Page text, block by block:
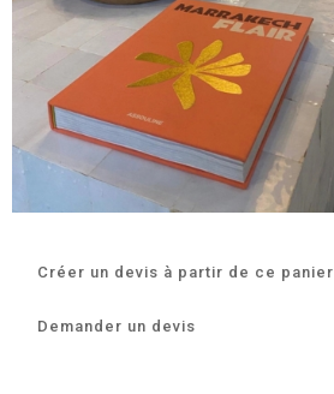
Créer un devis à partir de ce panier
Demander un devis